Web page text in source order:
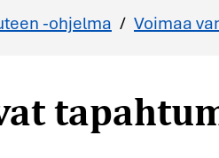
-ohjelma / Voimaa